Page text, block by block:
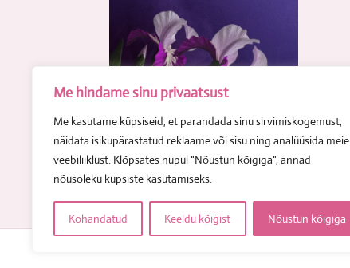
Me hindame sinu privaatsust
Me kasutame küpsiseid, et parandada sinu sirvimiskogemust,
näidata isikupärastatud reklaame või sisu ning analüüsida meie
veebiliiklust. Klõpsates nupul "Nõustun kõigiga", annad
nõusoleku küpsiste kasutamiseks.
Kohandatud Keeldu kõigist Nõustun kõigiga